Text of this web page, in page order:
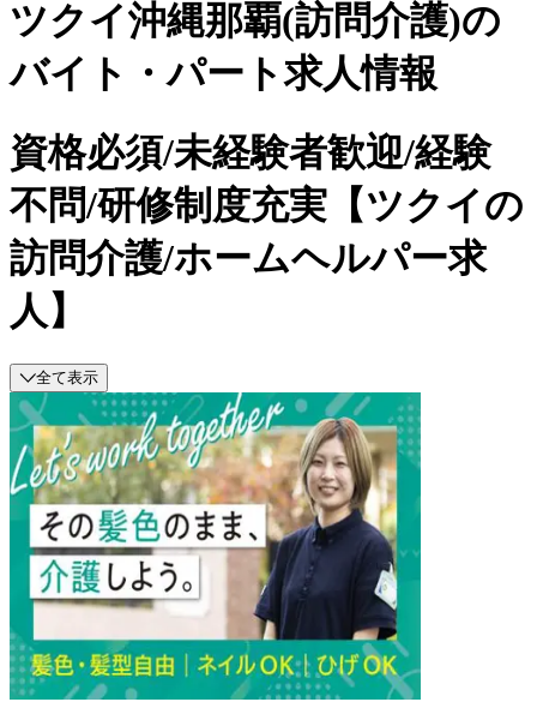
ツクイ沖縄那覇(訪問介護)の
バイト・パート求人情報
資格必須/未経験者歓迎/経験
不問/研修制度充実【ツクイの
訪問介護/ホームヘルパー求
人】
全て表示